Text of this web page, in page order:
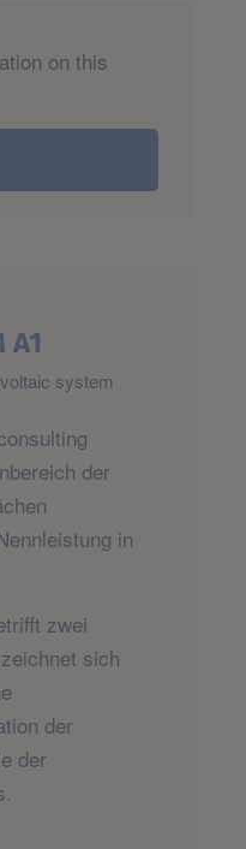
on this
A1
system
der
in
zwei
sich
der
der